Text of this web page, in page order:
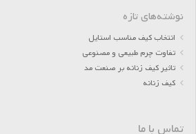
نوشته‌های تازه
انتخاب کیف مناسب استایل
تفاوت چرم طبیعی و مصنوعی
تاثیر کیف زنانه بر صنعت مد
کیف زنانه
تماس با ما